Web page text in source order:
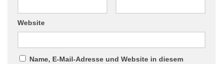
Website
Name, E-Mail-Adresse und Website in diesem